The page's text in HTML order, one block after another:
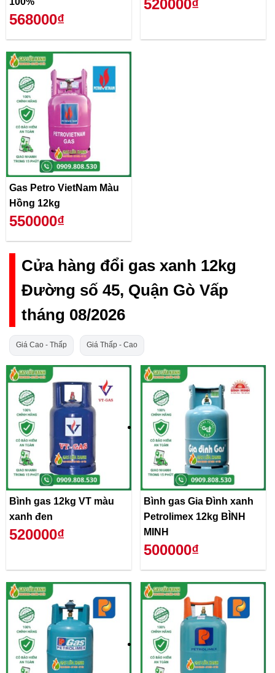
568000₫
520000₫
Gas Petro VietNam Màu
Hồng 12kg
550000₫
Cửa hàng đổi gas xanh 12kg
Đường số 45, Quận Gò Vấp
tháng 08/2026
Giá Cao - Thấp Giá Thấp - Cao
Bình gas 12kg VT màu
xanh đen
520000₫
Bình gas Gia Đình xanh
Petrolimex 12kg BÌNH
MINH
500000₫